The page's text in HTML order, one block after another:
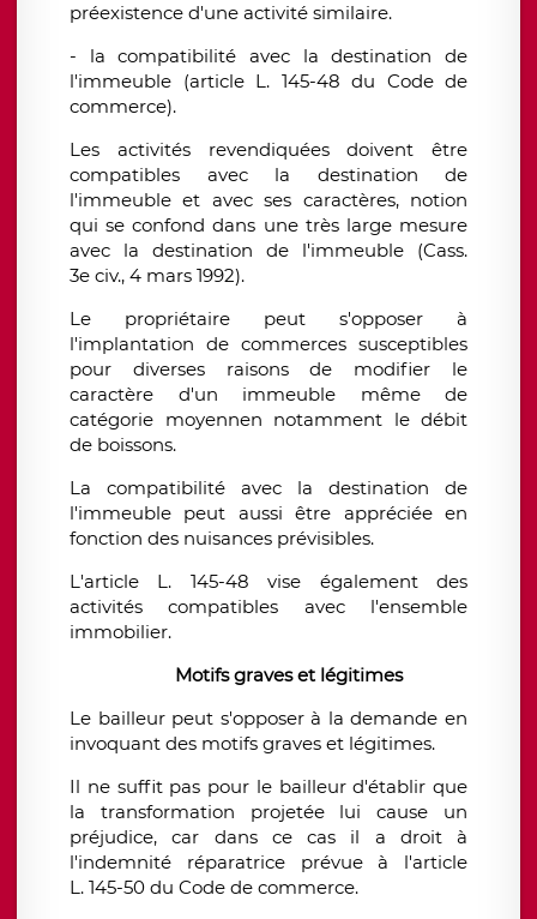
préexistence d'une activité similaire.
- la compatibilité avec la destination de
l'immeuble (article L. 145-48 du Code de
commerce).
Les activités revendiquées doivent être
compatibles avec la destination de
l'immeuble et avec ses caractères, notion
qui se confond dans une très large mesure
avec la destination de l'immeuble (Cass.
3e civ., 4 mars 1992).
Le propriétaire peut s'opposer à
l'implantation de commerces susceptibles
pour diverses raisons de modifier le
caractère d'un immeuble même de
catégorie moyennen notamment le débit
de boissons.
La compatibilité avec la destination de
l'immeuble peut aussi être appréciée en
fonction des nuisances prévisibles.
L'article L. 145-48 vise également des
activités compatibles avec l'ensemble
immobilier.
Motifs graves et légitimes
Le bailleur peut s'opposer à la demande en
invoquant des motifs graves et légitimes.
Il ne suffit pas pour le bailleur d'établir que
la transformation projetée lui cause un
préjudice, car dans ce cas il a droit à
l'indemnité réparatrice prévue à l'article
L. 145-50 du Code de commerce.